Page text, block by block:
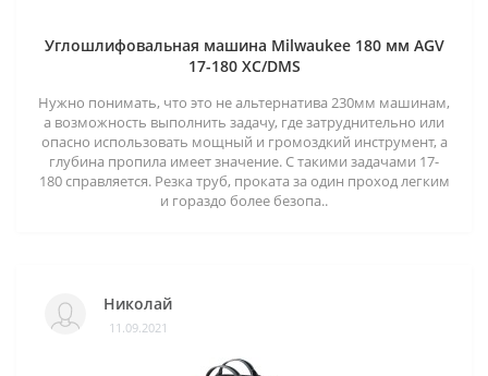
Углошлифовальная машина Milwaukee 180 мм AGV
17-180 XC/DMS
Нужно понимать, что это не альтернатива 230мм машинам,
а возможность выполнить задачу, где затруднительно или
опасно использовать мощный и громоздкий инструмент, а
глубина пропила имеет значение. С такими задачами 17-
180 справляется. Резка труб, проката за один проход легким
и гораздо более безопа..
Николай
11.09.2021